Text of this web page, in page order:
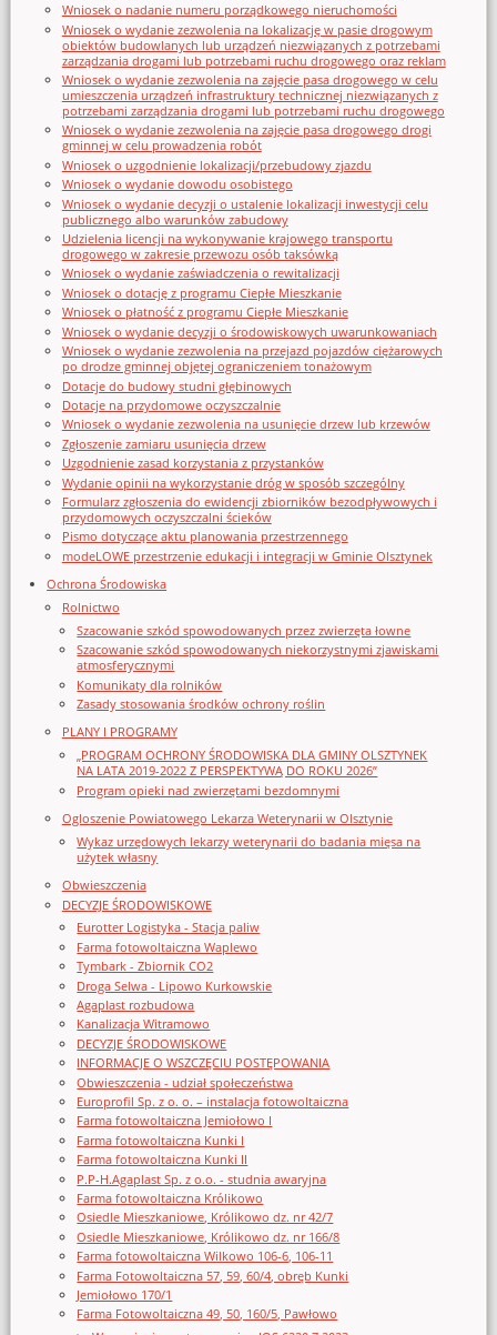
Wniosek o nadanie numeru porządkowego nieruchomości
Wniosek o wydanie zezwolenia na lokalizację w pasie drogowym
obiektów budowlanych lub urządzeń niezwiązanych z potrzebami
zarządzania drogami lub potrzebami ruchu drogowego oraz reklam
Wniosek o wydanie zezwolenia na zajęcie pasa drogowego w celu
umieszczenia urządzeń infrastruktury technicznej niezwiązanych z
potrzebami zarządzania drogami lub potrzebami ruchu drogowego
Wniosek o wydanie zezwolenia na zajęcie pasa drogowego drogi
gminnej w celu prowadzenia robót
Wniosek o uzgodnienie lokalizacji/przebudowy zjazdu
Wniosek o wydanie dowodu osobistego
Wniosek o wydanie decyzji o ustalenie lokalizacji inwestycji celu
publicznego albo warunków zabudowy
Udzielenia licencji na wykonywanie krajowego transportu
drogowego w zakresie przewozu osób taksówką
Wniosek o wydanie zaświadczenia o rewitalizacji
Wniosek o dotację z programu Ciepłe Mieszkanie
Wniosek o płatność z programu Ciepłe Mieszkanie
Wniosek o wydanie decyzji o środowiskowych uwarunkowaniach
Wniosek o wydanie zezwolenia na przejazd pojazdów ciężarowych
po drodze gminnej objętej ograniczeniem tonażowym
Dotacje do budowy studni głębinowych
Dotacje na przydomowe oczyszczalnie
Wniosek o wydanie zezwolenia na usunięcie drzew lub krzewów
Zgłoszenie zamiaru usunięcia drzew
Uzgodnienie zasad korzystania z przystanków
Wydanie opinii na wykorzystanie dróg w sposób szczególny
Formularz zgłoszenia do ewidencji zbiorników bezodpływowych i
przydomowych oczyszczalni ścieków
Pismo dotyczące aktu planowania przestrzennego
modeLOWE przestrzenie edukacji i integracji w Gminie Olsztynek
Ochrona Środowiska
Rolnictwo
Szacowanie szkód spowodowanych przez zwierzęta łowne
Szacowanie szkód spowodowanych niekorzystnymi zjawiskami
atmosferycznymi
Komunikaty dla rolników
Zasady stosowania środków ochrony roślin
PLANY I PROGRAMY
„PROGRAM OCHRONY ŚRODOWISKA DLA GMINY OLSZTYNEK
NA LATA 2019-2022 Z PERSPEKTYWĄ DO ROKU 2026”
Program opieki nad zwierzętami bezdomnymi
Ogloszenie Powiatowego Lekarza Weterynarii w Olsztynie
Wykaz urzędowych lekarzy weterynarii do badania mięsa na
użytek własny
Obwieszczenia
DECYZJE ŚRODOWISKOWE
Eurotter Logistyka - Stacja paliw
Farma fotowoltaiczna Waplewo
Tymbark - Zbiornik CO2
Droga Selwa - Lipowo Kurkowskie
Agaplast rozbudowa
Kanalizacja Witramowo
DECYZJE ŚRODOWISKOWE
INFORMACJE O WSZCZĘCIU POSTĘPOWANIA
Obwieszczenia - udział społeczeństwa
Europrofil Sp. z o. o. – instalacja fotowoltaiczna
Farma fotowoltaiczna Jemiołowo I
Farma fotowoltaiczna Kunki I
Farma fotowoltaiczna Kunki II
P.P-H.Agaplast Sp. z o.o. - studnia awaryjna
Farma fotowoltaiczna Królikowo
Osiedle Mieszkaniowe, Królikowo dz. nr 42/7
Osiedle Mieszkaniowe, Królikowo dz. nr 166/8
Farma fotowoltaiczna Wilkowo 106-6, 106-11
Farma Fotowoltaiczna 57, 59, 60/4, obręb Kunki
Jemiołowo 170/1
Farma Fotowoltaiczna 49, 50, 160/5, Pawłowo